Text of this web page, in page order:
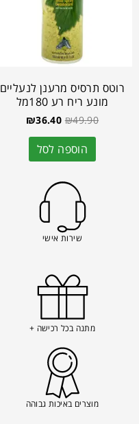
רוטס תרסיס מרענן לנעליים
מונע ריח רע 180מל
₪49.90
₪36.40
הוספה לסל
שירות אישי
מתנה בכל רכישה +
מוצרים באיכות גבוהה